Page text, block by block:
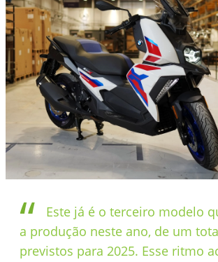
Este já é o terceiro modelo
a produção neste ano, de um
previstos para 2025. Esse ritmo